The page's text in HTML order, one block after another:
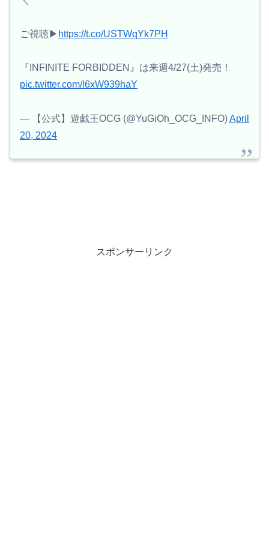
ご視聴▶ https://t.co/USTWqYk7PH
『INFINITE FORBIDDEN』は来週4/27(土)発売！
pic.twitter.com/l6xW939haY
— 【公式】遊戯王OCG (@YuGiOh_OCG_INFO)April
20, 2024
スポンサーリンク